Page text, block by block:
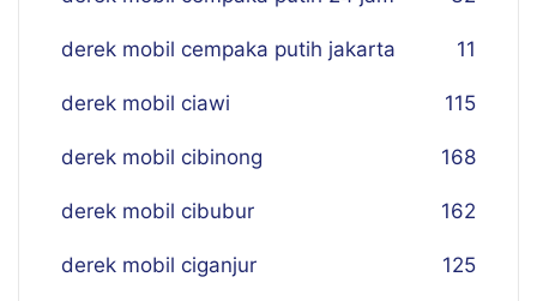
derek mobil cempaka putih jakarta 11
derek mobil ciawi 115
derek mobil cibinong 168
derek mobil cibubur 162
derek mobil ciganjur 125